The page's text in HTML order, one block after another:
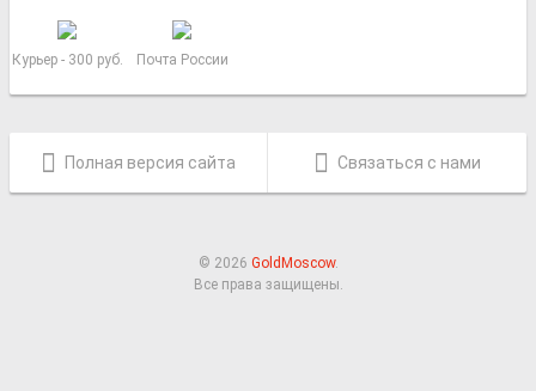
Курьер - 300 руб. Почта России
Полная версия сайта Связаться с нами
© 2026 GoldMoscow.
Все права защищены.